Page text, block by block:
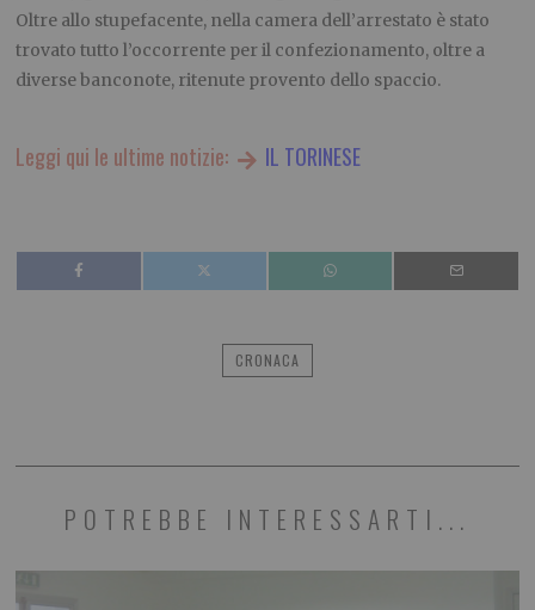
Oltre allo stupefacente, nella camera dell’arrestato è stato
trovato tutto l’occorrente per il confezionamento, oltre a
diverse banconote, ritenute provento dello spaccio.
Leggi qui le ultime notizie: IL TORINESE
CRONACA
POTREBBE INTERESSARTI...